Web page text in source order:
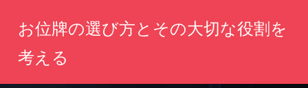
お位牌の選び方とその大切な役割を
考える